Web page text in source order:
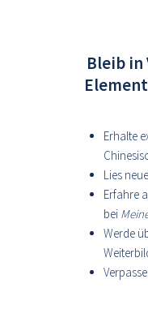
Bleib in
Erhalte
Lies
Erfahre
bei
Werde